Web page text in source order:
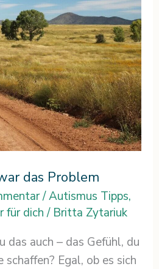
das Problem
/Autismus Tipps,
für dich/ Britta Zytariuk
das auch – das Gefühl, du
Egal, ob es sich